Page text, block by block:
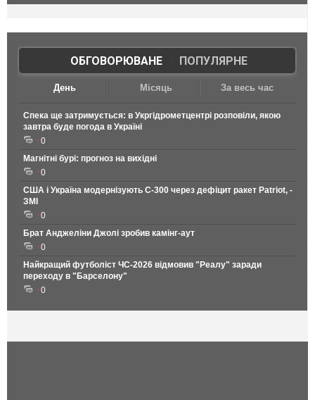
ОБГОВОРЮВАНЕ| ПОПУЛЯРНЕ
День Місяць За весь час
Спека ще затримується: в Укргідрометцентрі розповіли, якою
завтра буде погода в Україні
0
Магнітні бурі: прогноз на вихідні
0
США і Україна модернізують С-300 через дефіцит ракет Patriot, -
ЗМІ
0
Брат Анджеліни Джолі зробив камінг-аут
0
Найкращий футболіст ЧС-2026 відмовив "Реалу" заради
переходу в "Барселону"
0